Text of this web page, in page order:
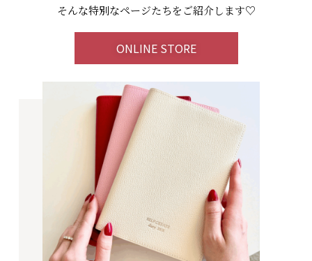
そんな特別なページたちをご紹介します♡
ONLINE STORE